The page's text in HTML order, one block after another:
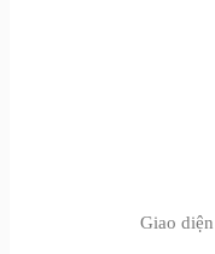
Giao